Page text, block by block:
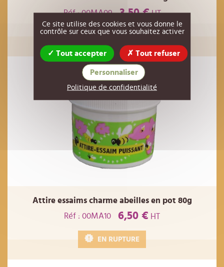
Réf : 00MA09
3,50 €HT
AJOUTER AU PANIER
Attire essaims charme abeilles en pot 80g
Réf : 00MA10
6,50 € HT
EN RUPTURE
Ce site utilise des cookies et vous donne le
contrôle sur ceux que vous souhaitez activer
Tout accepter Tout refuser
Personnaliser
Politique de confidentialité